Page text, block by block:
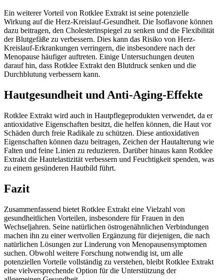
Ein weiterer Vorteil von Rotklee Extrakt ist seine potenzielle
Wirkung auf die Herz-Kreislauf-Gesundheit. Die Isoflavone können
dazu beitragen, den Cholesterinspiegel zu senken und die Flexibilität
der Blutgefäße zu verbessern. Dies kann das Risiko von Herz-
Kreislauf-Erkrankungen verringern, die insbesondere nach der
Menopause häufiger auftreten. Einige Untersuchungen deuten
darauf hin, dass Rotklee Extrakt den Blutdruck senken und die
Durchblutung verbessern kann.
Hautgesundheit und Anti-Aging-Effekte
Rotklee Extrakt wird auch in Hautpflegeprodukten verwendet, da er
antioxidative Eigenschaften besitzt, die helfen können, die Haut vor
Schäden durch freie Radikale zu schützen. Diese antioxidativen
Eigenschaften können dazu beitragen, Zeichen der Hautalterung wie
Falten und feine Linien zu reduzieren. Darüber hinaus kann Rotklee
Extrakt die Hautelastizität verbessern und Feuchtigkeit spenden, was
zu einem gesünderen Hautbild führt.
Fazit
Zusammenfassend bietet Rotklee Extrakt eine Vielzahl von
gesundheitlichen Vorteilen, insbesondere für Frauen in den
Wechseljahren. Seine natürlichen östrogenähnlichen Verbindungen
machen ihn zu einer wertvollen Ergänzung für diejenigen, die nach
natürlichen Lösungen zur Linderung von Menopausensymptomen
suchen. Obwohl weitere Forschung notwendig ist, um alle
potenziellen Vorteile vollständig zu verstehen, bleibt Rotklee Extrakt
eine vielversprechende Option für die Unterstützung der